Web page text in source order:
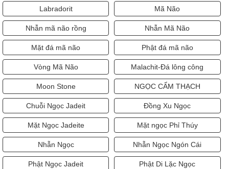
Labradorit Mã Não
Nhẫn mã não rồng Nhẫn Mã Não
Mặt đá mã não Phật đá mã não
Vòng Mã Não Malachit-Đá lông công
Moon Stone NGỌC CẨM THẠCH
Chuỗi Ngọc Jadeit Đồng Xu Ngọc
Mặt Ngọc Jadeite Mặt ngọc Phỉ Thúy
Nhẫn Ngọc Nhẫn Ngọc Ngón Cái
Phật Ngọc Jadeit Phật Di Lặc Ngọc